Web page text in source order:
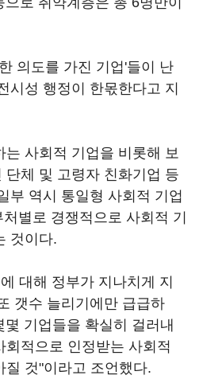
의도를 가진 기업'들이 난
시성 행정이 한몫한다고 지
는 사회적 기업을 비롯해 보
단체 및 고령자 친화기업 등
부 역시 통일형 사회적 기업
별로 경쟁적으로 사회적 기
것이다.
대해 정부가 지나치게 지
갯수 늘리기에만 급급하
기업들을 확실히 걸러내
적으로 인정받는 사회적
질 것"이라고 조언했다.